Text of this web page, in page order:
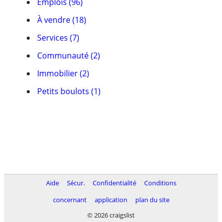
À vendre (18)
Services (7)
Communauté (2)
Immobilier (2)
Petits boulots (1)
Aide Sécur. Confidentialité
Conditions
concernant
application
plan du site
© 2026 craigslist